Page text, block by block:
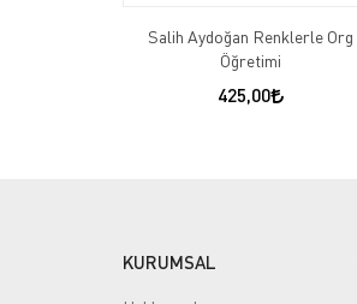
Salih Aydoğan Renklerle Org
Öğretimi
425,00
KURUMSAL